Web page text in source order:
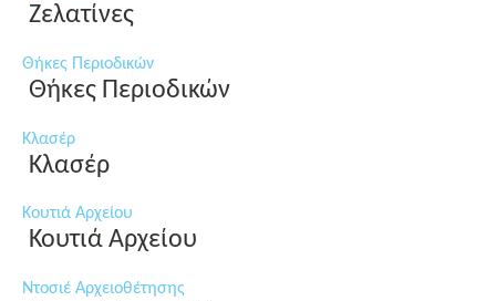
Ζελατίνες
Θήκες Περιοδικών
Θήκες Περιοδικών
Κλασέρ
Κλασέρ
Κουτιά Αρχείου
Κουτιά Αρχείου
Ντοσιέ Αρχειοθέτησης